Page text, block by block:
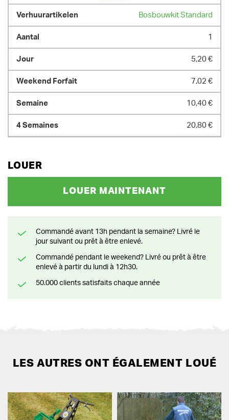
Bosbouwkit Standard
1
5,20 €
7,02 €
10,40 €
20,80 €
LOUER
LOUER MAINTENANT
Commandé avant 13h pendant la semaine? Livré le
jour suivant ou prêt à être enlevé.
Commandé pendant le weekend? Livré ou prêt à être
enlevé à partir du lundi à 12h30.
50.000 clients satisfaits chaque année
LES AUTRES ONT ÉGALEMENT LOUÉ